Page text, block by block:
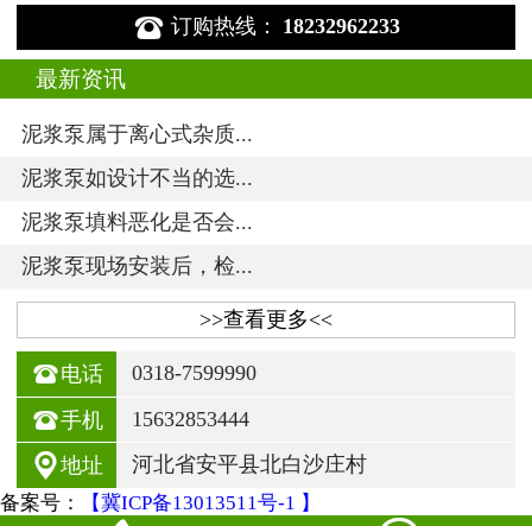
 订购热线： 18232962233
最新资讯
泥浆泵属于离心式杂质...
泥浆泵如设计不当的选...
泥浆泵填料恶化是否会...
泥浆泵现场安装后，检...
>>查看更多<<
电话 0318-7599990
手机 15632853444
地址 河北省安平县北白沙庄村
备案号： 【冀ICP备13013511号-1 】